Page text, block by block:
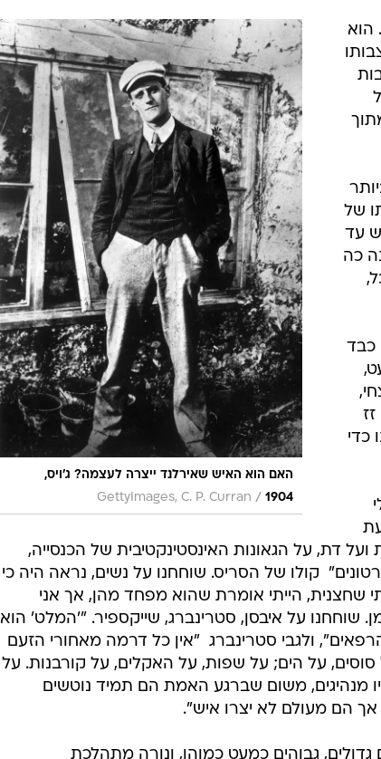
האם הוא האיש שאירלנד ייצרה לעצמה? ג'ויס,
1904
/
GettyImages, C. P. Curran
הוא
של
עד
כה
כבד
כדי
דת, על הגאונות האינסטינקטיבית של הכנסייה,
 קולו של הסריס. שוחחנו על נשים, נראה היה כי
שחצנית, הייתי אומרת שהוא מפחד מהן, אך אני
על איבסן, סטרינברג, שייקספיר. "'המלט' הוא
ולגבי סטרינברג  "אין כל דרמה מאחורי הזעם
על הים; על שפות, על האקלים, על קורבנות. על
מנהיגים, משום שברגע האמת הם תמיד נוטשים
גדולים, גבוהים כמעט כמוהו, ונורה מתהלכת